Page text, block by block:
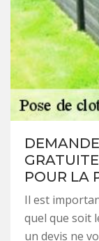
POUR LA
Il est
quel que soit
un devis ne